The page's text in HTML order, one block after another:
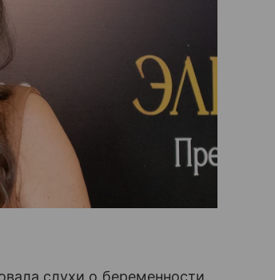
слухи о беременности.